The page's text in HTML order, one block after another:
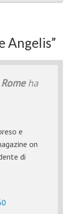
Angelis”
ha
e
on
di